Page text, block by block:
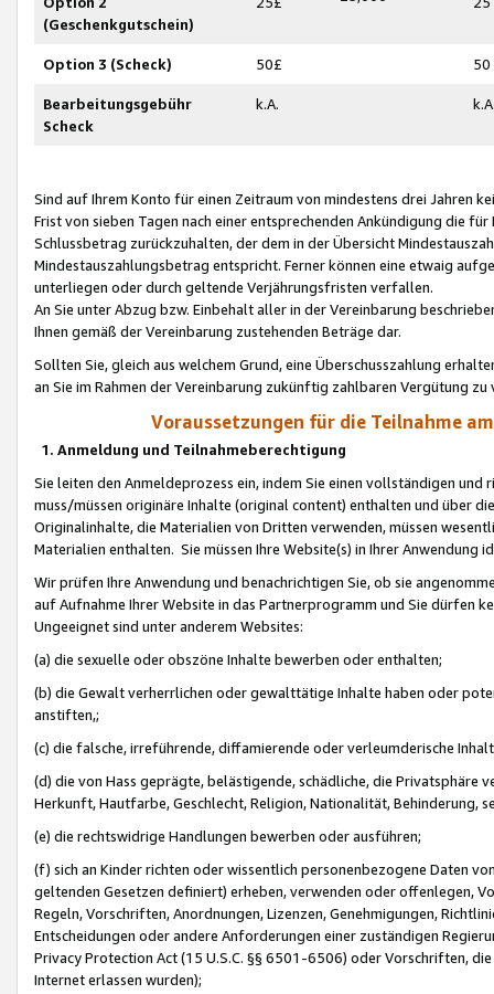
(Geschenkgutschein)
Option 3 (Scheck) 50£ 50
Bearbeitungsgebühr
Scheck
k.A.
Sind auf Ihrem Konto für einen Zeitraum von mindestens drei Jahren
Frist von sieben Tagen nach einer entsprechenden Ankündigung die
Schlussbetrag zurückzuhalten, der dem in der Übersicht
Mindestauszahlungsbetrag entspricht. Ferner können eine etwaig
unterliegen oder durch geltende Verjährungsfristen verfallen.
An Sie unter Abzug bzw. Einbehalt aller in der Vereinbarung
Ihnen gemäß der Vereinbarung zustehenden Beträge dar.
Sollten Sie, gleich aus welchem Grund, eine Überschusszahlung
an Sie im Rahmen der Vereinbarung zukünftig zahlbaren Vergütung zu
Voraussetzungen für die Teilnahme
1. Anmeldung und Teilnahmeberechtigung
Sie leiten den Anmeldeprozess ein, indem Sie einen vollständigen
muss/müssen originäre Inhalte (original content) enthalten und über
Originalinhalte, die Materialien von Dritten verwenden, müssen
Materialien enthalten. Sie müssen Ihre Website(s) in Ihrer Anwendung
Wir prüfen Ihre Anwendung und benachrichtigen Sie, ob sie
auf Aufnahme Ihrer Website in das Partnerprogramm und Sie dürfen
Ungeeignet sind unter anderem Websites:
(a) die sexuelle oder obszöne Inhalte bewerben oder enthalten;
(b) die Gewalt verherrlichen oder gewalttätige Inhalte haben oder
anstiften,;
(c) die falsche, irreführende, diffamierende oder verleumderische
(d) die von Hass geprägte, belästigende, schädliche, die Privatsphäre
Herkunft, Hautfarbe, Geschlecht, Religion, Nationalität, Behinderung,
(e) die rechtswidrige Handlungen bewerben oder ausführen;
(f) sich an Kinder richten oder wissentlich personenbezogene Daten
geltenden Gesetzen definiert) erheben, verwenden oder offenlegen,
Regeln, Vorschriften, Anordnungen, Lizenzen, Genehmigungen,
Entscheidungen oder andere Anforderungen einer zuständigen
Privacy Protection Act (15 U.S.C. §§ 6501-6506) oder Vorschriften,
Internet erlassen wurden);